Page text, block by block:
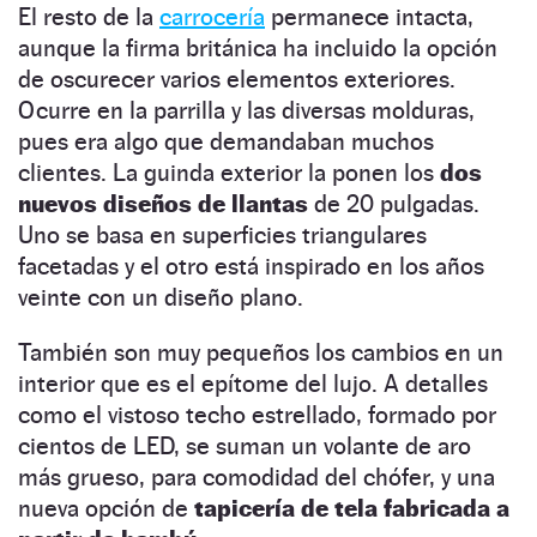
El resto de la carrocería permanece intacta,
aunque la firma británica ha incluido la opción
de oscurecer varios elementos exteriores.
Ocurre en la parrilla y las diversas molduras,
pues era algo que demandaban muchos
clientes. La guinda exterior la ponen los dos
nuevos diseños de llantas de 20 pulgadas.
Uno se basa en superficies triangulares
facetadas y el otro está inspirado en los años
veinte con un diseño plano.
También son muy pequeños los cambios en un
interior que es el epítome del lujo. A detalles
como el vistoso techo estrellado, formado por
cientos de LED, se suman un volante de aro
más grueso, para comodidad del chófer, y una
nueva opción de tapicería de tela fabricada a